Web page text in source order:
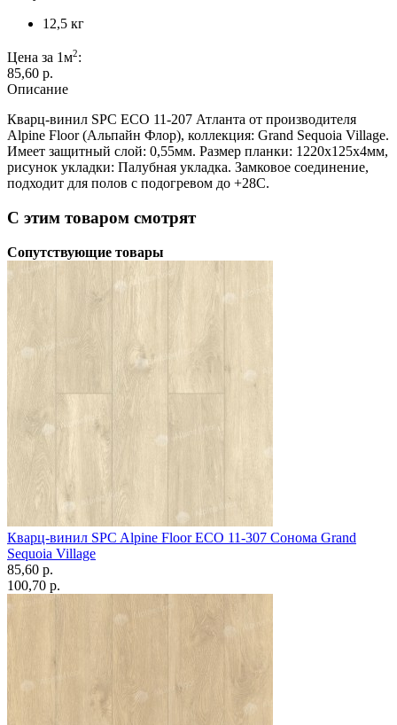
12,5 кг
Цена за 1м2:
85,60 p.
Описание
Кварц-винил SPC ECO 11-207 Атланта от производителя
Alpine Floor (Альпайн Флор), коллекция: Grand Sequoia Village.
Имеет защитный слой: 0,55мм. Размер планки: 1220х125х4мм,
рисунок укладки: Палубная укладка. Замковое соединение,
подходит для полов с подогревом до +28С.
С этим товаром смотрят
Сопутствующие товары
Кварц-винил SPC Alpine Floor ECO 11-307 Сонома Grand
Sequoia Village
85,60 p.
100,70 p.